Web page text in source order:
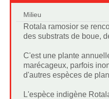
Milieu
Rotala ramosior se
des substrats de boue,
C'est une plante
marécageux, parfois
d'autres espèces de
L'espèce indigène